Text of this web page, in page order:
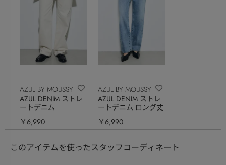
AZUL BY MOUSSY
AZUL DENIM ストレ
ートデニム
￥6,990
AZUL BY MOUSSY
AZUL DENIM ストレ
ートデニム ロング丈
￥6,990
このアイテムを使ったスタッフコーディネート